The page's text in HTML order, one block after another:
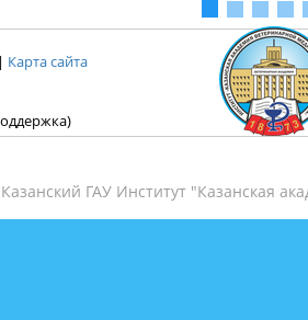
| Карта сайта
ГАУ Институт "Казанская